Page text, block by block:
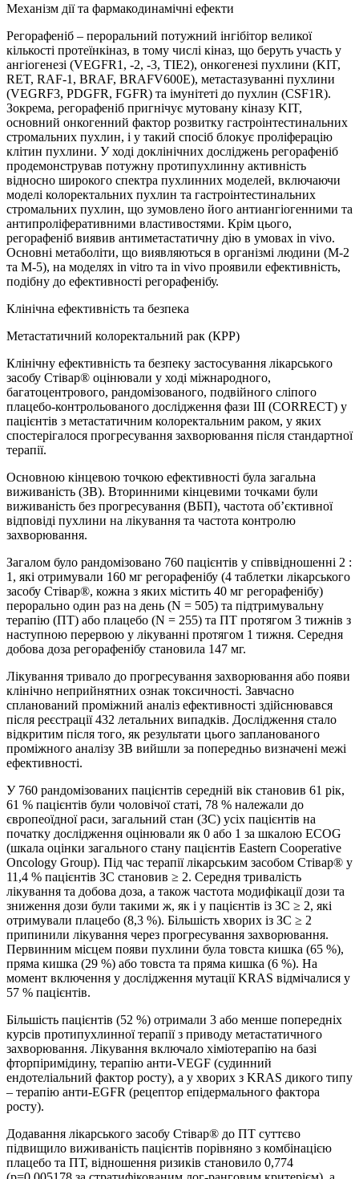
Механізм дії та фармакодинамічні ефекти
Регорафеніб – пероральний потужний інгібітор великої
кількості протеїнкіназ, в тому числі кіназ, що беруть участь у
ангіогенезі (VEGFR1, -2, -3, TIE2), онкогенезі пухлини (KIT,
RET, RAF-1, BRAF, BRAFV600E), метастазуванні пухлини
(VEGRF3, PDGFR, FGFR) та імунітеті до пухлин (CSF1R).
Зокрема, регорафеніб пригнічує мутовану кіназу KIT,
основний онкогенний фактор розвитку гастроінтестинальних
стромальних пухлин, і у такий спосіб блокує проліферацію
клітин пухлини. У ході доклінічних досліджень регорафеніб
продемонстрував потужну протипухлинну активність
відносно широкого спектра пухлинних моделей, включаючи
моделі колоректальних пухлин та гастроінтестинальних
стромальних пухлин, що зумовлено його антиангіогенними та
антипроліферативними властивостями. Крім цього,
регорафеніб виявив антиметастатичну дію в умовах in vivo.
Основні метаболіти, що виявляються в організмі людини (М-2
та М-5), на моделях in vitro та in vivo проявили ефективність,
подібну до ефективності регорафенібу.
Клінічна ефективність та безпека
Метастатичний колоректальний рак (КРР)
Клінічну ефективність та безпеку застосування лікарського
засобу Стівар® оцінювали у ході міжнародного,
багатоцентрового, рандомізованого, подвійного сліпого
плацебо-контрольованого дослідження фази ІІІ (CORRECT) у
пацієнтів з метастатичним колоректальним раком, у яких
спостерігалося прогресування захворювання після стандартної
терапії.
Основною кінцевою точкою ефективності була загальна
виживаність (ЗВ). Вторинними кінцевими точками були
виживаність без прогресування (ВБП), частота об’єктивної
відповіді пухлини на лікування та частота контролю
захворювання.
Загалом було рандомізовано 760 пацієнтів у співвідношенні 2 :
1, які отримували 160 мг регорафенібу (4 таблетки лікарського
засобу Стівар®, кожна з яких містить 40 мг регорафенібу)
перорально один раз на день (N = 505) та підтримувальну
терапію (ПТ) або плацебо (N = 255) та ПТ протягом 3 тижнів з
наступною перервою у лікуванні протягом 1 тижня. Середня
добова доза регорафенібу становила 147 мг.
Лікування тривало до прогресування захворювання або появи
клінічно неприйнятних ознак токсичності. Завчасно
спланований проміжний аналіз ефективності здійснювався
після реєстрації 432 летальних випадків. Дослідження стало
відкритим після того, як результати цього запланованого
проміжного аналізу ЗВ вийшли за попередньо визначені межі
ефективності.
У 760 рандомізованих пацієнтів середній вік становив 61 рік,
61 % пацієнтів були чоловічої статі, 78 % належали до
європеоїдної раси, загальний стан (ЗС) усіх пацієнтів на
початку дослідження оцінювали як 0 або 1 за шкалою ECOG
(шкала оцінки загального стану пацієнтів Eastern Cooperative
Oncology Group). Під час терапії лікарським засобом Стівар® у
11,4 % пацієнтів ЗС становив ≥ 2. Середня тривалість
лікування та добова доза, а також частота модифікації дози та
зниження дози були такими ж, як і у пацієнтів із ЗС ≥ 2, які
отримували плацебо (8,3 %). Більшість хворих із ЗС ≥ 2
припинили лікування через прогресування захворювання.
Первинним місцем появи пухлини була товста кишка (65 %),
пряма кишка (29 %) або товста та пряма кишка (6 %). На
момент включення у дослідження мутації KRAS відмічалися у
57 % пацієнтів.
Більшість пацієнтів (52 %) отримали 3 або менше попередніх
курсів протипухлинної терапії з приводу метастатичного
захворювання. Лікування включало хіміотерапію на базі
фторпіримідину, терапію анти-VEGF (судинний
ендотеліальний фактор росту), а у хворих з KRAS дикого типу
– терапію анти-EGFR (рецептор епідермального фактора
росту).
Додавання лікарського засобу Стівар® до ПТ суттєво
підвищило виживаність пацієнтів порівняно з комбінацією
плацебо та ПТ, відношення ризиків становило 0,774